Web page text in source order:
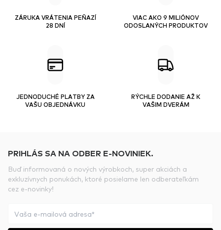
ZÁRUKA VRÁTENIA PEŇAZÍ
28 DNÍ
VIAC AKO 9 MILIÓNOV
ODOSLANÝCH PRODUKTOV
JEDNODUCHÉ PLATBY ZA
VAŠU OBJEDNÁVKU
RÝCHLE DODANIE AŽ K
VAŠIM DVERÁM
PRIHLÁS SA NA ODBER E-NOVINIEK.
Buď informovaná o nových výrobkoch, super akciách a
exkluzívnych ponukách, ktoré posielame len odberateľkám
cez e-novinky!